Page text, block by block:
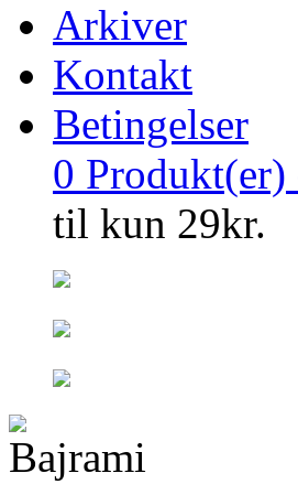
Arkiver
Kontakt
Betingelser
0 Produkt(er)
til kun 29kr.